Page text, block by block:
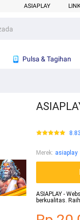
ASIAPLAY
Pulsa & Tagihan
Merek: asiaplay
ASIAPLAY -
berkualitas.